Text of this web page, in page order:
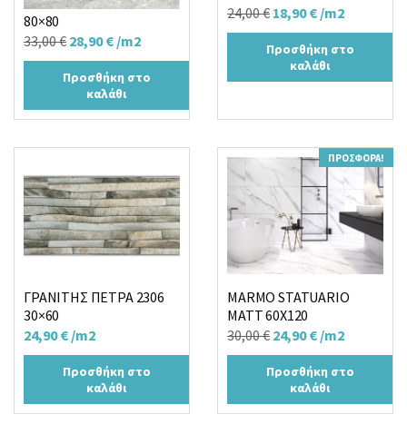
80×80
33,00€ Original
price
was:
33,00 €.
28,90€Η
τρέχουσα
τιμή
είναι:
/m2
Προσθήκη στο
καλάθι
24,00€ Original
price
was:
24,00 €.
18,90€Η
τρέχουσα
τιμή
είναι:
/m2
Προσθήκη στο
καλάθι
ΓΡΑΝΙΤΗΣ ΠΕΤΡΑ 2306
30×60
24,90€ /m2
Προσθήκη στο
καλάθι
ΠΡΟΣΦΟΡΆ!
MARMO STATUARIO
MATT 60X120
30,00€ Original
price
was:
30,00 €.
24,90€Η
τρέχουσα
τιμή
είναι:
/m2
Προσθήκη στο
καλάθι